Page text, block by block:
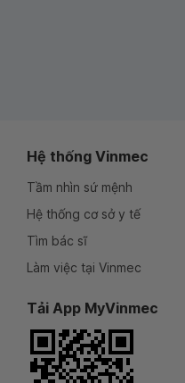
Hệ thống Vinmec
Tầm nhìn sứ mệnh
Hệ thống cơ sở y tế
Tìm bác sĩ
Làm việc tại Vinmec
Tải App MyVinmec